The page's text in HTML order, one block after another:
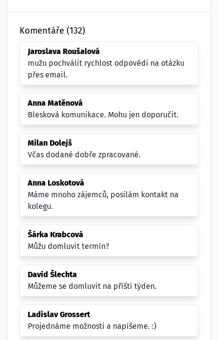
Komentáře (132)
Jaroslava Roušalová
mužu pochválit rychlost odpovědi na otázku
přes email.
Anna Matěnová
Blesková komunikace. Mohu jen doporučit.
Milan Dolejš
Včas dodané dobře zpracované.
Anna Loskotová
Máme mnoho zájemců, posílám kontakt na
kolegu.
Šárka Krabcová
Můžu domluvit termín?
David Šlechta
Můžeme se domluvit na příští týden.
Ladislav Grossert
Projednáme možnosti a napíšeme. :)